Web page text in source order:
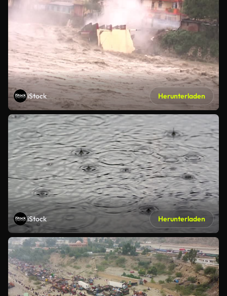
iStock Herunterladen
iStock Herunterladen